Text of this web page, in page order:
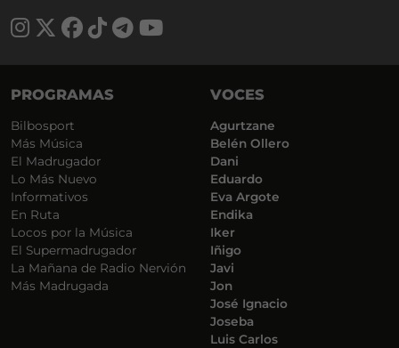
PROGRAMAS
Bilbosport
Más Música
El Madrugador
Lo Más Nuevo
Informativos
En Ruta
Locos por la Música
El Supermadrugador
La Mañana de Radio Nervión
Más Madrugada
VOCES
Agurtzane
Belén Ollero
Dani
Eduardo
Eva Argote
Endika
Iker
Iñigo
Javi
Jon
José Ignacio
Joseba
Luis Carlos